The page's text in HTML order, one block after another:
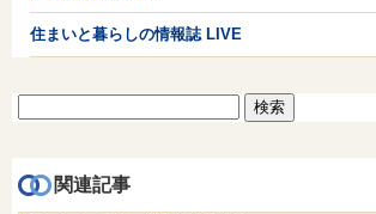
住まいと暮らしの情報誌 LIVE
索:
関連記事